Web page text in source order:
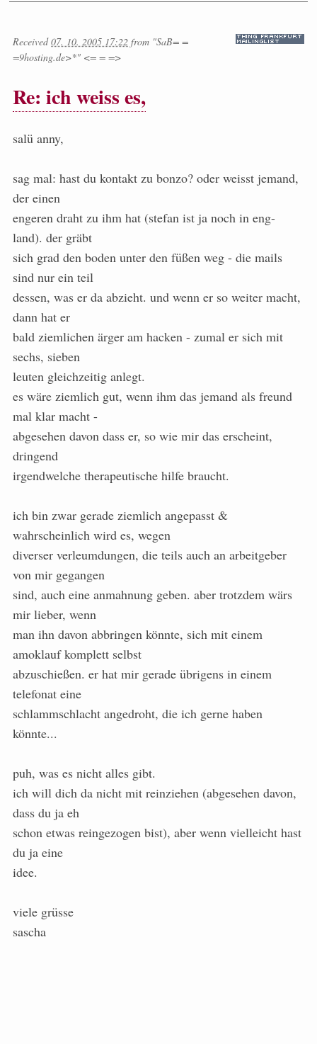
Received07. 10. 2005 17:22 from "SaB= =
=9hosting.de>*" <= = =>
Re: ich weiss es,
salü anny,
sag mal: hast du kontakt zu bonzo? oder weisst jemand,
der einen
engeren draht zu ihm hat (stefan ist ja noch in eng-
land). der gräbt
sich grad den boden unter den füßen weg - die mails
sind nur ein teil
dessen, was er da abzieht. und wenn er so weiter macht,
dann hat er
bald ziemlichen ärger am hacken - zumal er sich mit
sechs, sieben
leuten gleichzeitig anlegt.
es wäre ziemlich gut, wenn ihm das jemand als freund
mal klar macht -
abgesehen davon dass er, so wie mir das erscheint,
dringend
irgendwelche therapeutische hilfe braucht.
ich bin zwar gerade ziemlich angepasst &
wahrscheinlich wird es, wegen
diverser verleumdungen, die teils auch an arbeitgeber
von mir gegangen
sind, auch eine anmahnung geben. aber trotzdem wärs
mir lieber, wenn
man ihn davon abbringen könnte, sich mit einem
amoklauf komplett selbst
abzuschießen. er hat mir gerade übrigens in einem
telefonat eine
schlammschlacht angedroht, die ich gerne haben
könnte...
puh, was es nicht alles gibt.
ich will dich da nicht mit reinziehen (abgesehen davon,
dass du ja eh
schon etwas reingezogen bist), aber wenn vielleicht hast
du ja eine
idee.
viele grüsse
sascha